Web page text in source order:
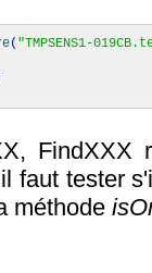
( "TMPSENS1-
FindXXX
faut tester
méthode